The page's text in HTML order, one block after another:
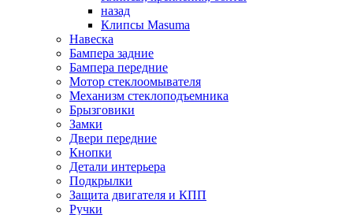
назад
Клипсы Masuma
Навеска
Бампера задние
Бампера передние
Мотор стеклоомывателя
Механизм стеклоподъемника
Брызговики
Замки
Двери передние
Кнопки
Детали интерьера
Подкрылки
Защита двигателя и КПП
Ручки